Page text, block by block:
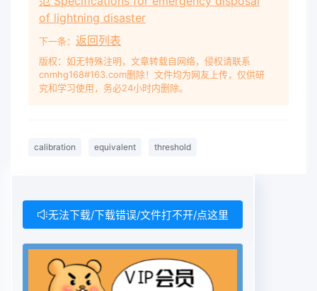
of lightning disaster
下一条： 返回列表
版权：如无特殊注明，文章转载自网络，侵权请联系
cnmhg168#163.com删除！文件均为网友上传，仅供研
究和学习使用，务必24小时内删除。
calibration equivalent threshold
无法下载/下载错误/文件打不开/点这里